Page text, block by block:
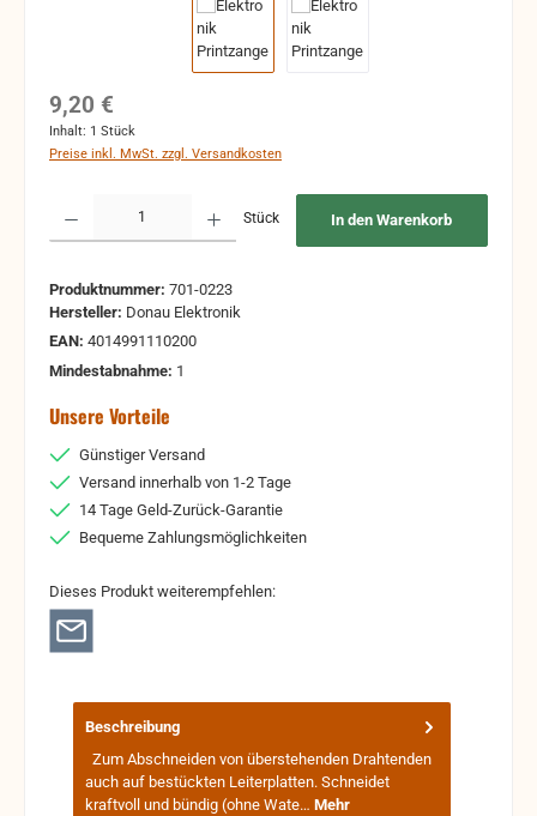
Regulärer Preis:
9,20 €
Inhalt: 1 Stück
Preise inkl. MwSt. zzgl. Versandkosten
Stück In den Warenkorb
Produktnummer: 701-0223
Hersteller: Donau Elektronik
EAN: 4014991110200
Mindestabnahme: 1
Unsere Vorteile
Günstiger Versand
Versand innerhalb von 1-2 Tage
14 Tage Geld-Zurück-Garantie
Bequeme Zahlungsmöglichkeiten
Dieses Produkt weiterempfehlen:
Beschreibung
Zum Abschneiden von überstehenden Drahtenden
auch auf bestückten Leiterplatten. Schneidet
kraftvoll und bündig (ohne Wate… Mehr